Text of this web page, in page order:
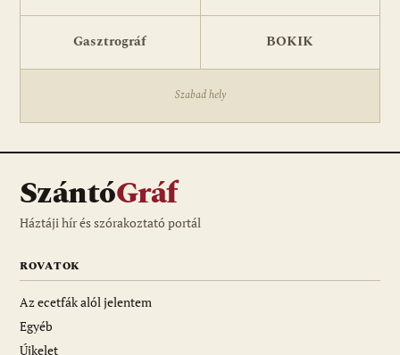
Gasztrográf BOKIK
Szabad hely
SzántóGráf
Háztáji hír és szórakoztató portál
ROVATOK
Az ecetfák alól jelentem
Egyéb
Újkelet